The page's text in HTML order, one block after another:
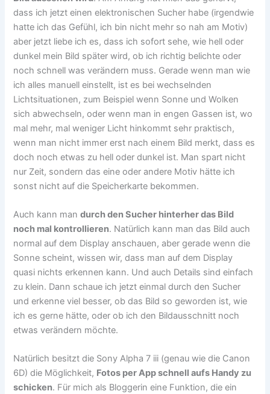
dass ich jetzt einen elektronischen Sucher habe (irgendwie
hatte ich das Gefühl, ich bin nicht mehr so nah am Motiv)
aber jetzt liebe ich es, dass ich sofort sehe, wie hell oder
dunkel mein Bild später wird, ob ich richtig belichte oder
noch schnell was verändern muss. Gerade wenn man wie
ich alles manuell einstellt, ist es bei wechselnden
Lichtsituationen, zum Beispiel wenn Sonne und Wolken
sich abwechseln, oder wenn man in engen Gassen ist, wo
mal mehr, mal weniger Licht hinkommt sehr praktisch,
wenn man nicht immer erst nach einem Bild merkt, dass es
doch noch etwas zu hell oder dunkel ist. Man spart nicht
nur Zeit, sondern das eine oder andere Motiv hätte ich
sonst nicht auf die Speicherkarte bekommen.
Auch kann mandurch den Sucher hinterher das Bild
noch mal kontrollieren. Natürlich kann man das Bild auch
normal auf dem Display anschauen, aber gerade wenn die
Sonne scheint, wissen wir, dass man auf dem Display
quasi nichts erkennen kann. Und auch Details sind einfach
zu klein. Dann schaue ich jetzt einmal durch den Sucher
und erkenne viel besser, ob das Bild so geworden ist, wie
ich es gerne hätte, oder ob ich den Bildausschnitt noch
etwas verändern möchte.
Natürlich besitzt die Sony Alpha 7 iii (genau wie die Canon
6D) die Möglichkeit, Fotos per App schnell aufs Handy zu
schicken. Für mich als Bloggerin eine Funktion, die ein